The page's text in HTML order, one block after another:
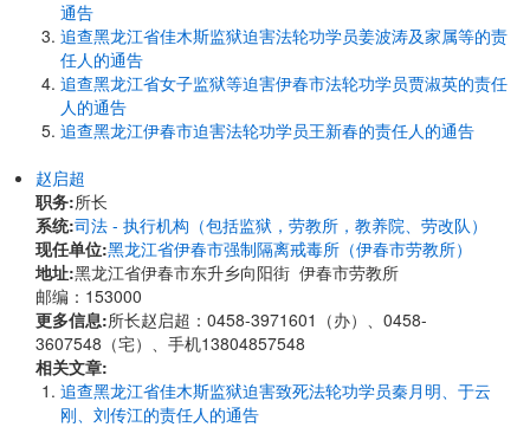
通告
追查黑龙江省佳木斯监狱迫害法轮功学员姜波涛及家属等的责
任人的通告
追查黑龙江省女子监狱等迫害伊春市法轮功学员贾淑英的责任
人的通告
追查黑龙江伊春市迫害法轮功学员王新春的责任人的通告
赵启超
职务:所长
系统:司法 - 执行机构（包括监狱，劳教所，教养院、劳改队）
现任单位:黑龙江省伊春市强制隔离戒毒所（伊春市劳教所）
地址:黑龙江省伊春市东升乡向阳街 伊春市劳教所
邮编：153000
更多信息:所长赵启超：0458-3971601（办）、0458-
3607548（宅）、手机13804857548
相关文章:
追查黑龙江省佳木斯监狱迫害致死法轮功学员秦月明、于云
刚、刘传江的责任人的通告